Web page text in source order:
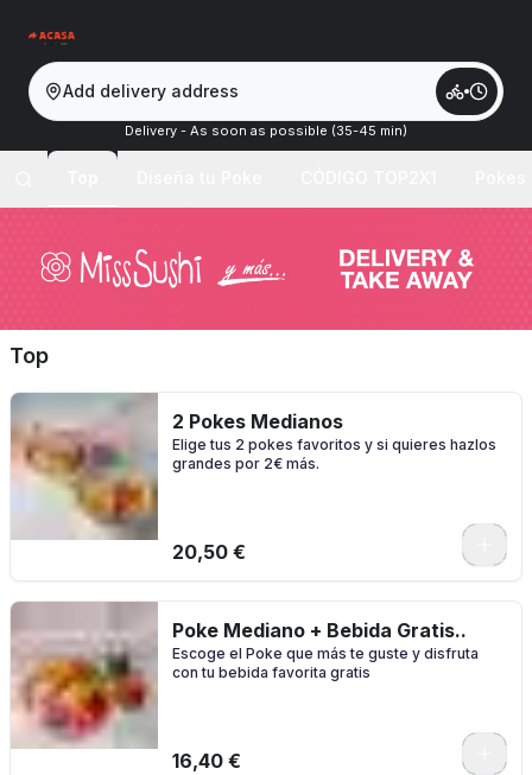
Add delivery address
Delivery - As soon as possible (35-45 min)
Top
2 Pokes Medianos
Elige tus 2 pokes favoritos y si quieres hazlos
grandes por 2€ más.
20,50 €
Poke Mediano + Bebida Gratis..
Escoge el Poke que más te guste y disfruta
con tu bebida favorita gratis
16,40 €